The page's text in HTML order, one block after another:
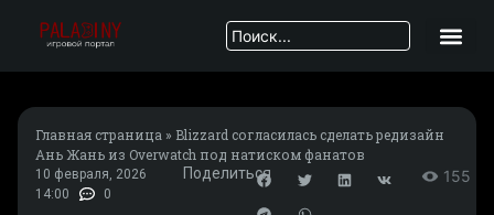
Главная страница » Blizzard согласилась сделать редизайн
Ань Жань из Overwatch под натиском фанатов
10 февраля, 2026
14:00
0
Поделиться 155